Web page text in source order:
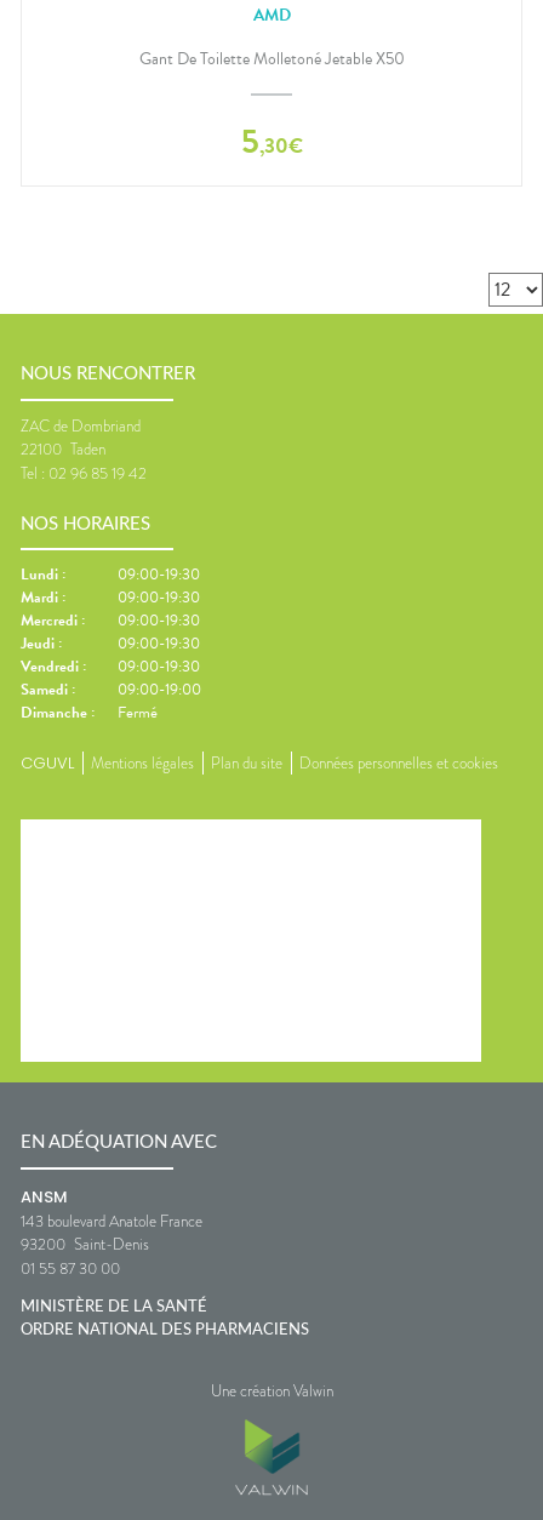
AMD
Gant De Toilette Molletoné Jetable X50
5,30€
NOUS RENCONTRER
ZAC de Dombriand
22100 Taden
Tel : 02 96 85 19 42
NOS HORAIRES
Lundi :
09:00-19:30
Mardi :
09:00-19:30
Mercredi :
09:00-19:30
Jeudi :
09:00-19:30
Vendredi :
09:00-19:30
Samedi :
09:00-19:00
Dimanche : Fermé
CGUVL Mentions légales Plan du site Données personnelles et cookies
EN ADÉQUATION AVEC
ANSM
143 boulevard Anatole France
93200 Saint-Denis
01 55 87 30 00
MINISTÈRE DE LA SANTÉ
ORDRE NATIONAL DES PHARMACIENS
Une création Valwin